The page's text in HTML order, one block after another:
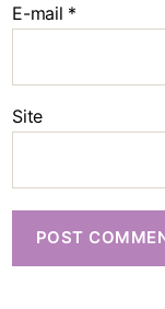
E-mail *
Site